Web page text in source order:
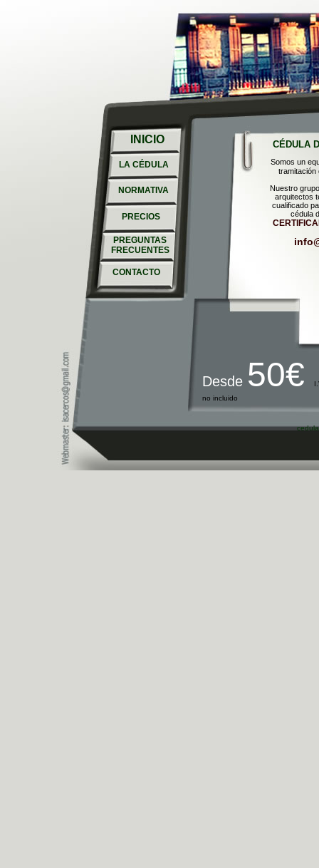
CÉDULA
Somos un
tramitación
Nuestro
arquitectos
cualificado
cédula
CONTACTO
PREGUNTAS
FRECUENTES
PRECIOS
LA CÉDULA
INICIO
NORMATIVA
Desde 50€
no incluido